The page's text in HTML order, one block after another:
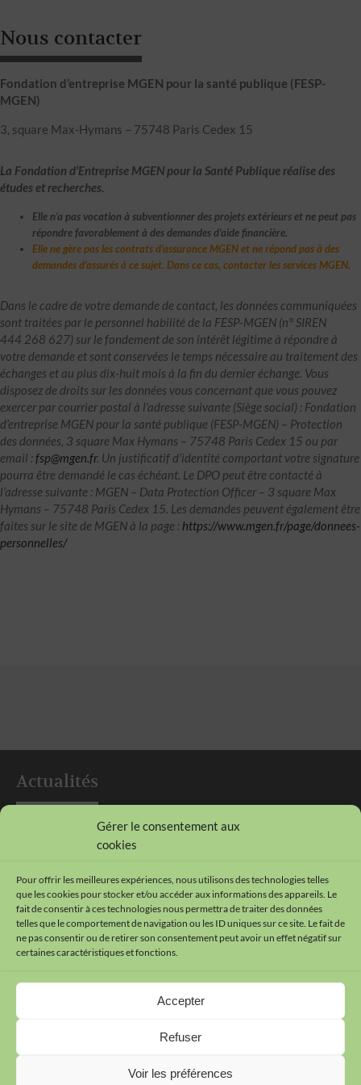
Gérer le consentement aux
cookies
Pour offrir les meilleures expériences, nous utilisons des technologies telles
que les cookies pour stocker et/ou accéder aux informations des appareils. Le
fait de consentir à ces technologies nous permettra de traiter des données
telles que le comportement de navigation ou les ID uniques sur ce site. Le fait de
ne pas consentir ou de retirer son consentement peut avoir un effet négatif sur
certaines caractéristiques et fonctions.
Accepter
Refuser
Voir les préférences
Nous contacter
Fondation d’entreprise MGEN pour la santé publique (FESP-
MGEN)
3, square Max-Hymans – 75748 Paris Cedex 15
La Fondation d’Entreprise MGEN pour la Santé Publique réalise des
études et recherches.
Elle n’a pas vocation à subventionner des projets extérieurs et ne peut pas
répondre favorablement à des demandes d’aide financière.
Elle ne gère pas les contrats d’assurance MGEN et ne répond pas à des
demandes d’assurés à ce sujet. Dans ce cas, contacter les services MGEN.
Dans le cadre de votre demande de contact, les données communiquées
sont traitées par le personnel habilité de la FESP-MGEN (n° SIREN
444 268 627) sur le fondement de son intérêt légitime à répondre à
votre demande et sont conservées le temps nécessaire au traitement des
échanges et au plus dix-huit mois à la fin du dernier échange. Vous
disposez de droits sur les données vous concernant que vous pouvez
exercer par courrier postal à l’adresse suivante (Siège social) : Fondation
d’entreprise MGEN pour la santé publique (FESP-MGEN) – Protection
des données, 3 square Max Hymans – 75748 Paris Cedex 15 ou par
email :fsp@mgen.fr. Un justificatif d’identité comportant votre signature
pourra être demandé le cas échéant. Le DPO peut être contacté à
l’adresse suivante : MGEN – Data Protection Officer – 3 square Max
Hymans – 75748 Paris Cedex 15. Les demandes peuvent également être
faites sur le site de MGEN à la page : https://www.mgen.fr/page/donnees-
personnelles/
Actualités
> Soyez informés de nos dernières actualités
Suivez-nous sur les réseaux sociaux !